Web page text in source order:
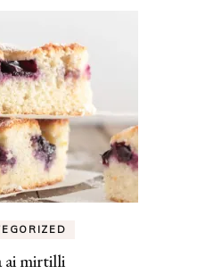
ai mirtilli